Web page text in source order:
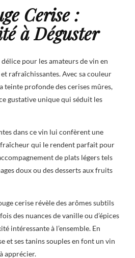
Cerise :
à Déguster
pour les amateurs de vin en
rafraîchissantes. Avec sa couleur
teinte profonde des cerises mûres,
gustative unique qui séduit les
dans ce vin lui confèrent une
qui le rendent parfait pour
de plats légers tels
doux ou des desserts aux fruits
cerise révèle des arômes subtils
des nuances de vanille ou d’épices
intéressante à l’ensemble. En
et ses tanins souples en font un vin
apprécier.